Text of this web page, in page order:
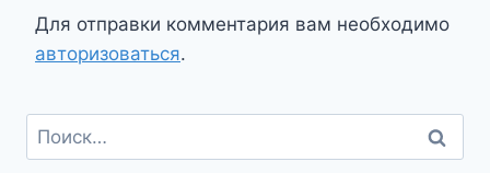
Для отправки комментария вам необходимо
авторизоваться.
Найти: